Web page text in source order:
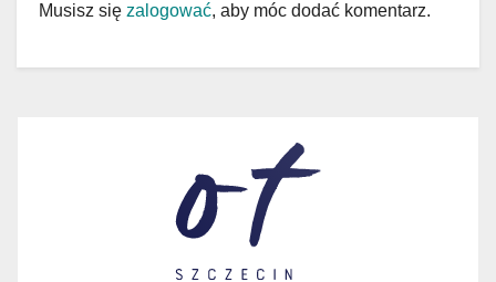
Musisz się zalogować, aby móc dodać komentarz.